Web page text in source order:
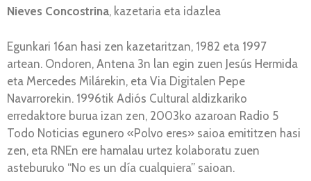
Nieves Concostrina, kazetaria eta idazlea
Egunkari 16an hasi zen kazetaritzan, 1982 eta 1997
artean. Ondoren, Antena 3n lan egin zuen Jesús Hermida
eta Mercedes Milárekin, eta Via Digitalen Pepe
Navarrorekin. 1996tik Adiós Cultural aldizkariko
erredaktore burua izan zen, 2003ko azaroan Radio 5
Todo Noticias egunero «Polvo eres» saioa emititzen hasi
zen, eta RNEn ere hamalau urtez kolaboratu zuen
asteburuko “No es un día cualquiera” saioan.